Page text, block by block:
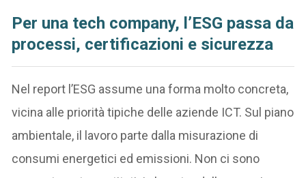
Per una tech company, l’ESG passa da
processi, certificazioni e sicurezza
Nel report l’ESG assume una forma molto concreta,
vicina alle priorità tipiche delle aziende ICT. Sul piano
ambientale, il lavoro parte dalla misurazione di
consumi energetici ed emissioni. Non ci sono